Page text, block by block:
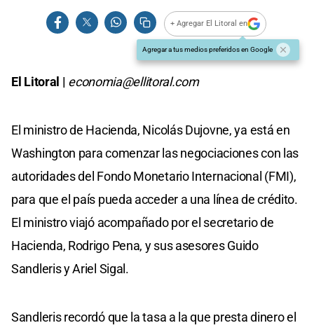
+ Agregar El Litoral en
Agregar a tus medios preferidos en Google
El Litoral | economia@ellitoral.com
El ministro de Hacienda, Nicolás Dujovne, ya está en
Washington para comenzar las negociaciones con las
autoridades del Fondo Monetario Internacional (FMI),
para que el país pueda acceder a una línea de crédito.
El ministro viajó acompañado por el secretario de
Hacienda, Rodrigo Pena, y sus asesores Guido
Sandleris y Ariel Sigal.
Sandleris recordó que la tasa a la que presta dinero el